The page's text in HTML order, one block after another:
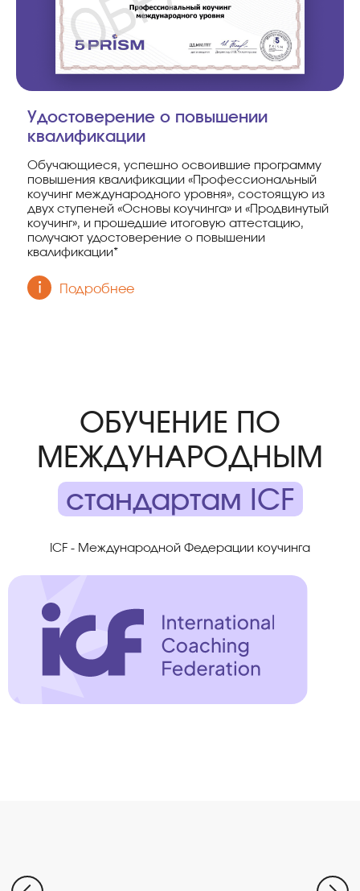
Удостоверение о повышении
квалификации
Обучающиеся, успешно освоившие программу
повышения квалификации «Профессиональный
коучинг международного уровня», состоящую из
двух ступеней «Основы коучинга» и «Продвинутый
коучинг», и прошедшие итоговую аттестацию,
получают удостоверение о повышении
квалификации*
Подробнее
ОБУЧЕНИЕ ПО
МЕЖДУНАРОДНЫМ
стандартам ICF
ICF - Международной Федерации коучинга